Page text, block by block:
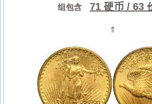
组包含
71 硬币 / 63
⇑